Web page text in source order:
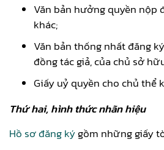
Văn bản hưởng quyền
khác;
Văn bản thống nhất đăng
đồng tác giả, của chủ sở
Giấy uỷ quyền cho chủ thể
Thứ hai, hình thức nhãn hiệu
Hồ sơ đăng kýgồm những giấy